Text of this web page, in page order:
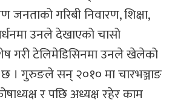
जनताको गरिबी निवारण, शिक्षा,
उनले देखाएको चासो
गरी टेलिमेडिसिनमा उनले खेलेको
छ । गुरुङले सन् २०१० मा चारभञ्जाङ
र पछि अध्यक्ष रहेर काम